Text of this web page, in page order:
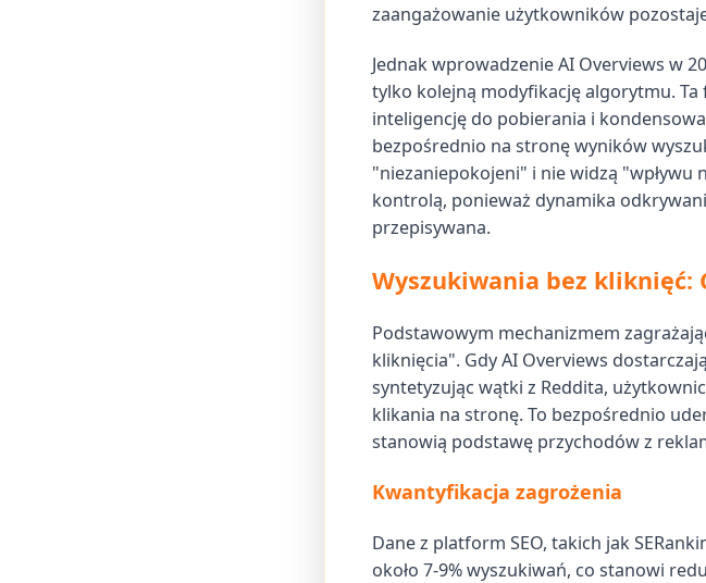
zaangażowanie użytkowników
Jednak wprowadzenie AI Overviews w
tylko kolejną modyfikację algorytmu.
inteligencję do pobierania i
bezpośrednio na stronę wyników
"niezaniepokojeni" i nie widzą "wpływu
kontrolą, ponieważ dynamika
przepisywana.
Wyszukiwania bez kliknięć:
Podstawowym mechanizmem
kliknięcia". Gdy AI Overviews
syntetyzując wątki z Reddita,
klikania na stronę. To bezpośrednio
stanowią podstawę przychodów z
Kwantyfikacja zagrożenia
Dane z platform SEO, takich jak
około 7-9% wyszukiwań, co stanowi